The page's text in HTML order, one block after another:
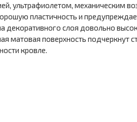
ультрафиолетом, механическим
пластичность и
декоративного слоя довольно
матовая поверхность подчеркнут
кровле.